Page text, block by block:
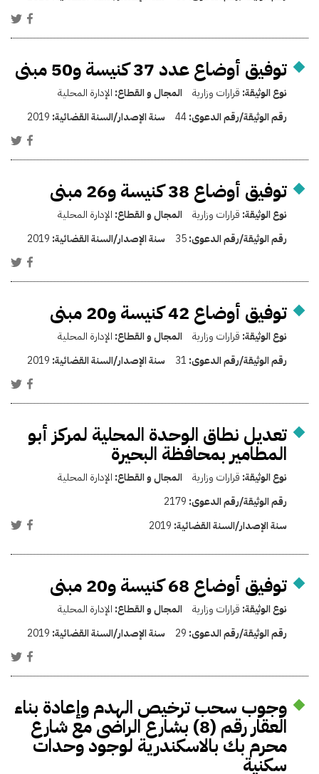
توفيق أوضاع عدد 37 كنيسة و50 مبنى
نوع الوثيقة: قرارات وزارية المجال و القطاع: الإدارة المحلية
رقم الوثيقة/رقم الدعوى:44 سنة الإصدار/السنة القضائية: 2019
توفيق أوضاع 38 كنيسة و26 مبنى
نوع الوثيقة: قرارات وزارية المجال و القطاع: الإدارة المحلية
رقم الوثيقة/رقم الدعوى:35 سنة الإصدار/السنة القضائية: 2019
توفيق أوضاع 42 كنيسة و20 مبنى
نوع الوثيقة: قرارات وزارية المجال و القطاع: الإدارة المحلية
رقم الوثيقة/رقم الدعوى: 31 سنة الإصدار/السنة القضائية: 2019
تعديل نطاق الوحدة المحلية لمركز أبو
المطامير بمحافظة البحيرة
نوع الوثيقة: قرارات وزارية المجال و القطاع: الإدارة المحلية
رقم الوثيقة/رقم الدعوى: 2179
سنة الإصدار/السنة القضائية: 2019
توفيق أوضاع 68 كنيسة و20 مبنى
نوع الوثيقة: قرارات وزارية المجال و القطاع: الإدارة المحلية
رقم الوثيقة/رقم الدعوى: 29 سنة الإصدار/السنة القضائية: 2019
وجوب سحب ترخيص الهدم وإعادة بناء
العقار رقم (8) بشارع الراضى مع شارع
محرم بك بالاسكندرية لوجود وحدات
سكنية